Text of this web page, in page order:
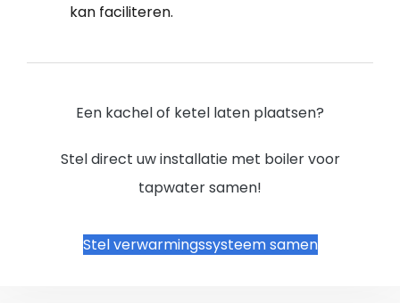
kan faciliteren.
Een kachel of ketel laten plaatsen?
Stel direct uw installatie met boiler voor
tapwater samen!
Stel verwarmingssysteem samen